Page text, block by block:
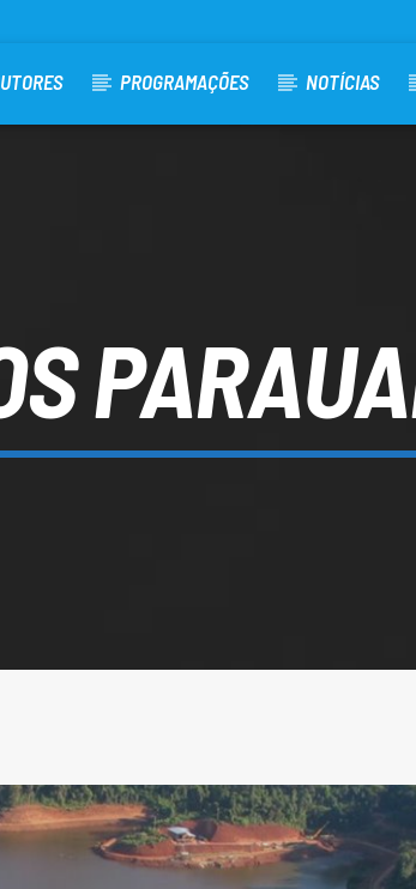
PROGRAMAÇÕES NOTÍCIAS